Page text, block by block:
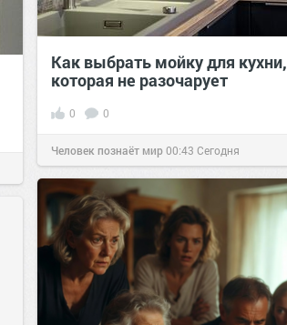
Как выбрать мойку для кухни,
которая не разочарует
0 0
Человек познаёт мир00:43 Сегодня